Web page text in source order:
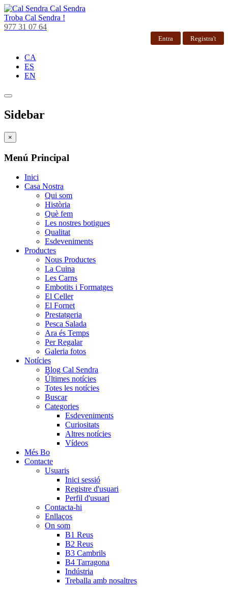
Cal Sendra
Troba Cal Sendra !
977 31 07 64
Entra Registra't
CA
ES
EN
Sidebar
×
Menú Principal
Inici
Casa Nostra
Qui som
Història
Què fem
Les nostres botigues
Qualitat
Esdeveniments
Productes
Nous Productes
La Cuina
Les Carns
Embotits i Formatges
El Celler
El Fornet
Prestatgeria
Pesca Salada
Ara és Temps
Per Regalar
Galeria fotos
Notícies
Blog Cal Sendra
Últimes notícies
Totes les notícies
Buscar
Categories
Esdeveniments
Curiositats
Altres notícies
Vídeos
Més Bo
Contacte
Usuaris
Inici sessió
Registre d'usuari
Perfil d'usuari
Contacta-hi
Enllaços
On som
B1 Reus
B2 Reus
B3 Cambrils
B4 Tarragona
Indústria
Treballa amb nosaltres